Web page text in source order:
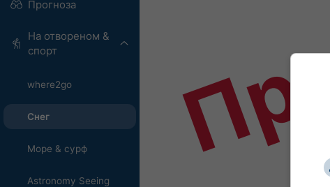
Прогноза
На отвореном &
спорт
where2go
Снег
Море & сурф
Astronomy Seeing